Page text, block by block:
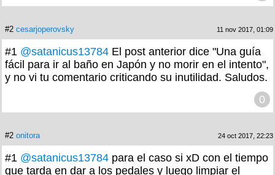
#2 cesarjoperovsky 11 nov 2017, 01:09
#1 @satanicus13784 El post anterior dice "Una guía
fácil para ir al baño en Japón y no morir en el intento",
y no vi tu comentario criticando su inutilidad. Saludos.
0
#2 onitora 24 oct 2017, 22:23
#1 @satanicus13784 para el caso si xD con el tiempo
que tarda en dar a los pedales y luego limpiar el